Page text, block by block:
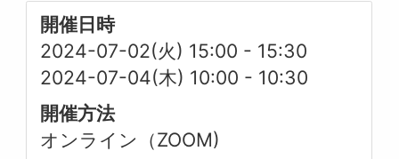
開催日時
2024-07-02(火) 15:00 - 15:30
2024-07-04(木) 10:00 - 10:30
開催方法
オンライン（ZOOM)